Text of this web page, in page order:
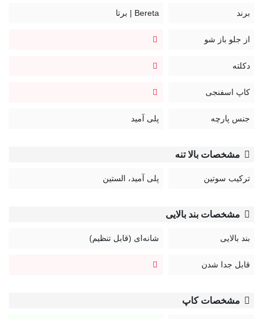
قزن سوتین: سه ردیف دو تایی
کد:
برند Bereta | برتا
از جلو باز شو
دکلته
کاپ اسفنجی
جنس پارچه پلی آمید
مشخصات بالا تنه
ترکیب سوتین پلی آمید، الستین
مشخصات بند بالایی
بند بالایی شانه‌ای (قابل تنظیم)
قابل جدا شدن
مشخصات کاپ